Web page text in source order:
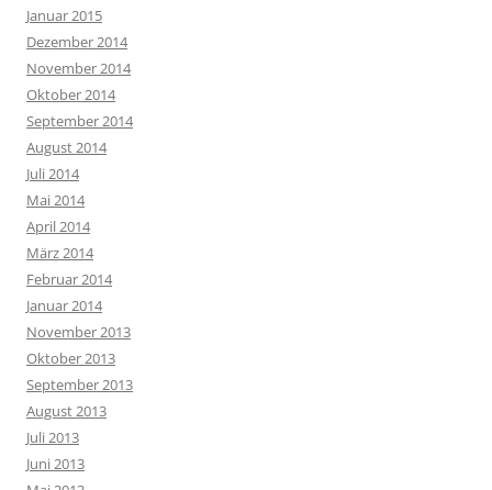
Januar 2015
Dezember 2014
November 2014
Oktober 2014
September 2014
August 2014
Juli 2014
Mai 2014
April 2014
März 2014
Februar 2014
Januar 2014
November 2013
Oktober 2013
September 2013
August 2013
Juli 2013
Juni 2013